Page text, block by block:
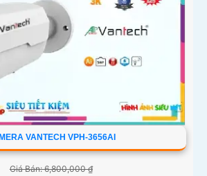
VANTECH VPH-3656AI
Giá Bán: 6,800,000 ₫